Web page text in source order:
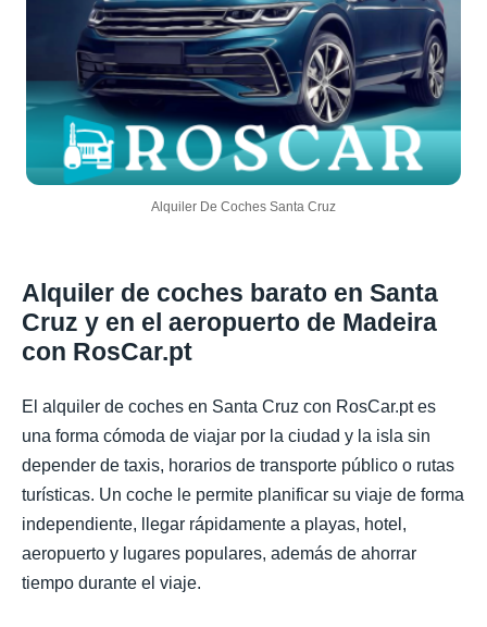
Alquiler De Coches Santa Cruz
Alquiler de coches barato en Santa
Cruz y en el aeropuerto de Madeira
con RosCar.pt
El alquiler de coches en Santa Cruz con RosCar.pt es
una forma cómoda de viajar por la ciudad y la isla sin
depender de taxis, horarios de transporte público o rutas
turísticas. Un coche le permite planificar su viaje de forma
independiente, llegar rápidamente a playas, hotel,
aeropuerto y lugares populares, además de ahorrar
tiempo durante el viaje.